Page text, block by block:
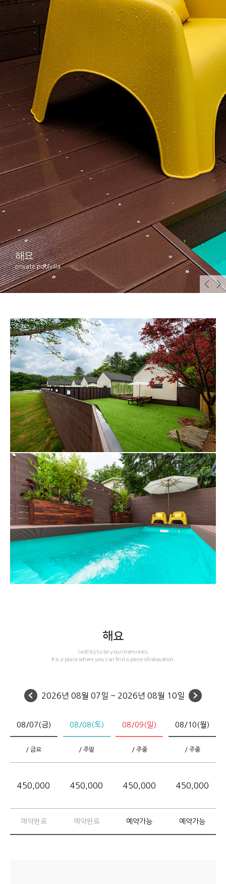
해요
private poolvilla
해요
I will try to be your memories.
It is a place where you can find a piece of relaxation.
2026년 08월 07일 ~ 2026년 08월 10일
08/07(금) 08/08(토) 08/09(일) 08/10(월)
/ 금요 / 주말 / 주중 / 주중
450,000 450,000 450,000 450,000
예약완료 예약완료 예약가능 예약가능